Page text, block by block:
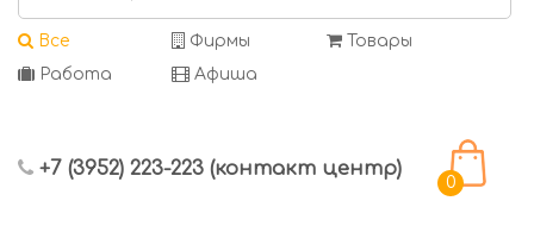
Все Фирмы
Товары
Работа
Афиша
+7 (3952) 223-223 (контакт центр)
0